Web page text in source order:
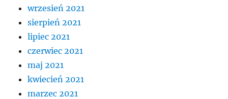
wrzesień 2021
sierpień 2021
lipiec 2021
czerwiec 2021
maj 2021
kwiecień 2021
marzec 2021